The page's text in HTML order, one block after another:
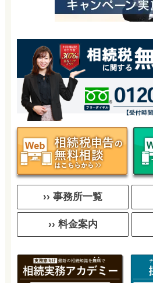
›› 事務所一覧
›› 料金案内